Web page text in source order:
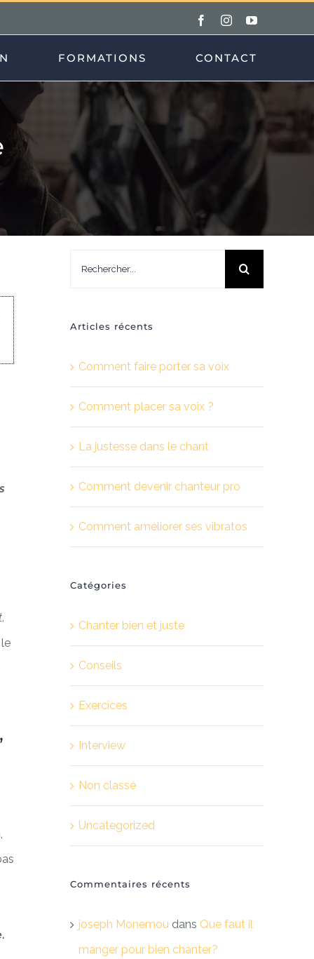
FacebookInstagramYouTube
FORMATIONS CONTACT
.
Articles récents
Comment faire porter sa voix
Comment placer sa voix ?
La justesse dans le chant
Comment devenir chanteur pro
Comment améliorer ses vibratos
Catégories
Chanter bien et juste
Conseils
Exercices
Interview
Non classé
Uncategorized
Commentaires récents
joseph Monemou dans Que faut il
manger pour bien chanter?